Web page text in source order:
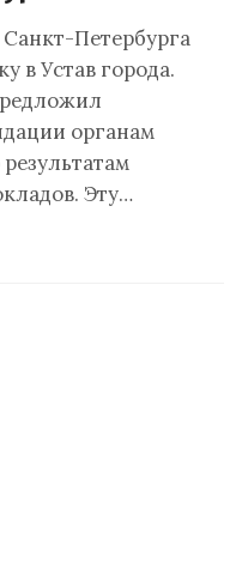
Петербурга
в Устав города.
органам
Эту…